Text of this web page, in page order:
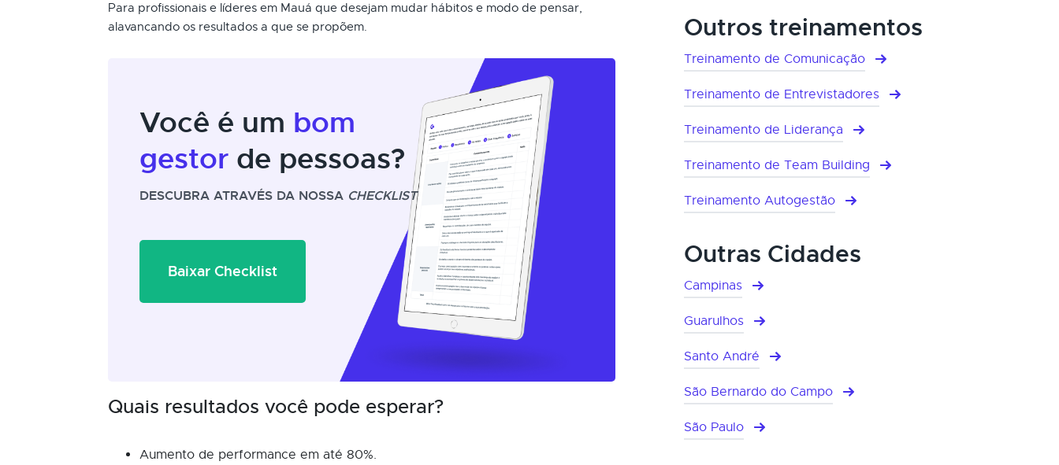
Para profissionais e líderes em Mauá que desejam mudar hábitos e modo de pensar,
alavancando os resultados a que se propõem.
Você é um bom
gestor de pessoas?
DESCUBRA ATRAVÉS DA NOSSA CHECKLIST
Baixar Checklist
Quais resultados você pode esperar?
Aumento de performance em até 80%.
Outros treinamentos
Treinamento de Comunicação
Treinamento de Entrevistadores
Treinamento de Liderança
Treinamento de Team Building
Treinamento Autogestão
Outras Cidades
Campinas
Guarulhos
Santo André
São Bernardo do Campo
São Paulo